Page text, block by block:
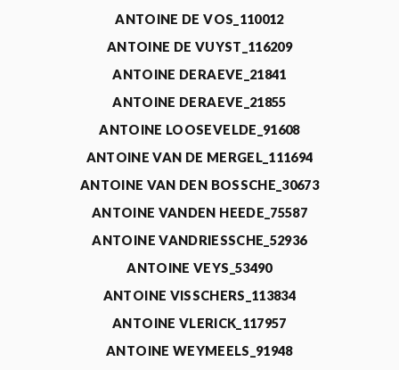
ANTOINE DE VOS_110012
ANTOINE DE VUYST_116209
ANTOINE DERAEVE_21841
ANTOINE DERAEVE_21855
ANTOINE LOOSEVELDE_91608
ANTOINE VAN DE MERGEL_111694
ANTOINE VAN DEN BOSSCHE_30673
ANTOINE VANDEN HEEDE_75587
ANTOINE VANDRIESSCHE_52936
ANTOINE VEYS_53490
ANTOINE VISSCHERS_113834
ANTOINE VLERICK_117957
ANTOINE WEYMEELS_91948